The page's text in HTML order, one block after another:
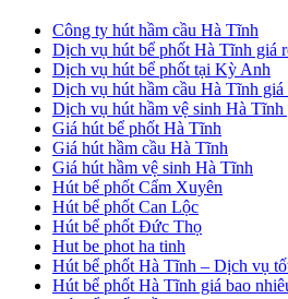
Công ty hút hầm cầu Hà Tĩnh
Dịch vụ hút bể phốt Hà Tĩnh giá
Dịch vụ hút bể phốt tại Kỳ Anh
Dịch vụ hút hầm cầu Hà Tĩnh giá
Dịch vụ hút hầm vệ sinh Hà Tĩnh
Giá hút bể phốt Hà Tĩnh
Giá hút hầm cầu Hà Tĩnh
Giá hút hầm vệ sinh Hà Tĩnh
Hút bể phốt Cẩm Xuyên
Hút bể phốt Can Lộc
Hút bể phốt Đức Thọ
Hut be phot ha tinh
Hút bể phốt Hà Tĩnh – Dịch vụ
Hút bể phốt Hà Tĩnh giá bao